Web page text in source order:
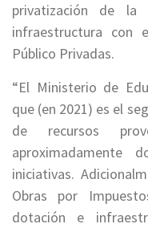
privatización de
infraestructura con
Público Privadas.
“El Ministerio de
que (en 2021) es el
de recursos
iniciativas.
Obras por
dotación e